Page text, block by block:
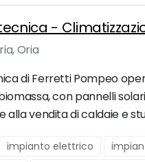
-
Oria
di Ferretti Pompeo
con pannelli
alla vendita di caldaie e
impianto elettrico